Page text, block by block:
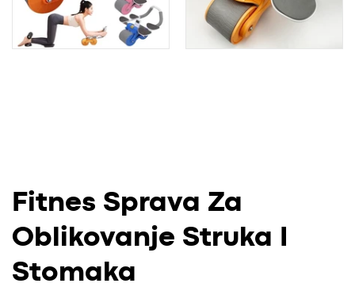
Fitnes Sprava Za
Oblikovanje Struka I
Stomaka